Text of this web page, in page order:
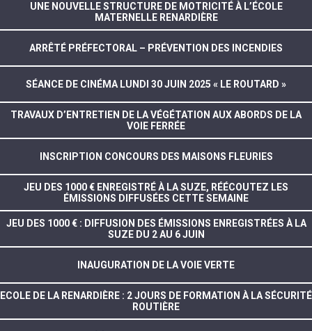
UNE NOUVELLE STRUCTURE DE MOTRICITÉ À L’ÉCOLE
MATERNELLE RENARDIÈRE
ARRÊTÉ PRÉFECTORAL – PRÉVENTION DES INCENDIES
SÉANCE DE CINÉMA LUNDI 30 JUIN 2025 « LE ROUTARD »
TRAVAUX D’ENTRETIEN DE LA VÉGÉTATION AUX ABORDS DE LA
VOIE FERRÉE
INSCRIPTION CONCOURS DES MAISONS FLEURIES
JEU DES 1000 € ENREGISTRÉ À LA SUZE, RÉÉCOUTEZ LES
ÉMISSIONS DIFFUSÉES CETTE SEMAINE
JEU DES 1000 € : DIFFUSION DES ÉMISSIONS ENREGISTRÉES À LA
SUZE DU 2 AU 6 JUIN
INAUGURATION DE LA VOIE VERTE
ECOLE DE LA RENARDIÈRE : 2 JOURS DE FORMATION À LA SÉCURITÉ
ROUTIÈRE